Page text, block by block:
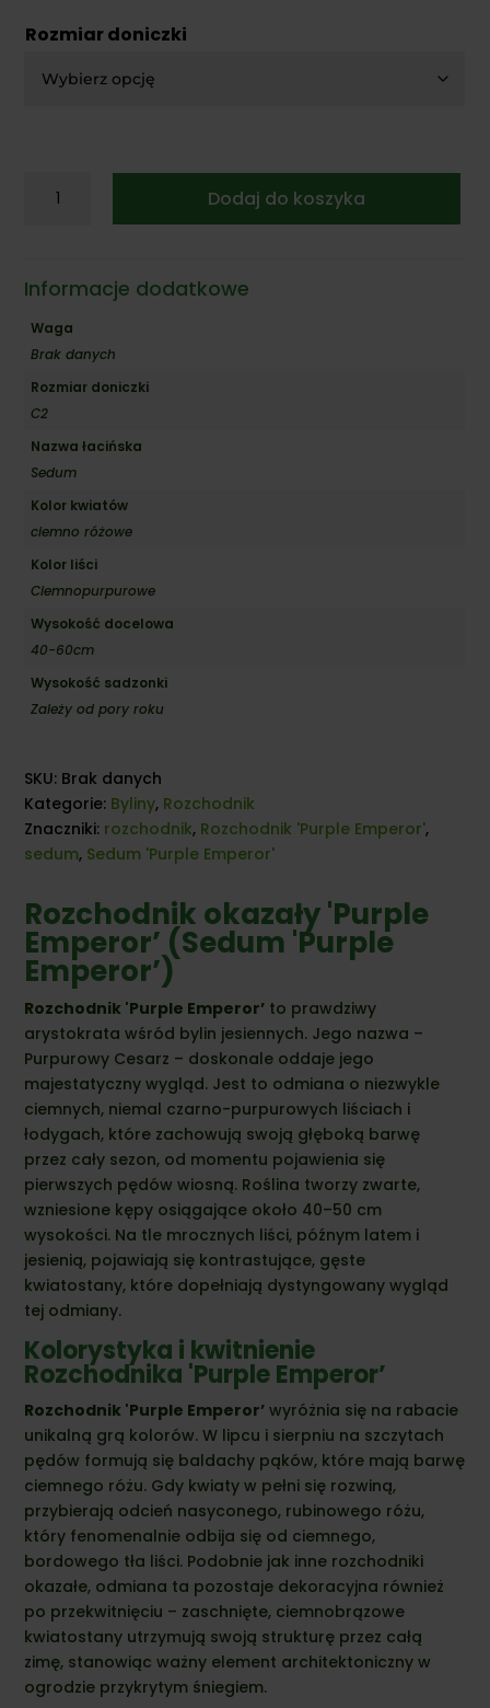
Rozmiar doniczki
Rozchodnik
Dodaj do koszyka
Informacje dodatkowe
Waga
Brak danych
Rozmiar doniczki
C2
Nazwa łacińska
Sedum
Kolor kwiatów
ciemno różowe
Kolor liści
Ciemnopurpurowe
Wysokość docelowa
40-60cm
Wysokość sadzonki
Zależy od pory roku
SKU: Brak danych
Kategorie: Byliny, Rozchodnik
Znaczniki: rozchodnik, Rozchodnik 'Purple Emperor',
sedum, Sedum 'Purple Emperor'
Rozchodnik okazały 'Purple
Emperor’ (Sedum 'Purple
Emperor’)
Rozchodnik 'Purple Emperor’ to prawdziwy
arystokrata wśród bylin jesiennych. Jego nazwa –
Purpurowy Cesarz – doskonale oddaje jego
majestatyczny wygląd. Jest to odmiana o niezwykle
ciemnych, niemal czarno-purpurowych liściach i
łodygach, które zachowują swoją głęboką barwę
przez cały sezon, od momentu pojawienia się
pierwszych pędów wiosną. Roślina tworzy zwarte,
wzniesione kępy osiągające około 40–50 cm
wysokości. Na tle mrocznych liści, późnym latem i
jesienią, pojawiają się kontrastujące, gęste
kwiatostany, które dopełniają dystyngowany wygląd
tej odmiany.
Kolorystyka i kwitnienie
Rozchodnika 'Purple Emperor’
Rozchodnik 'Purple Emperor’ wyróżnia się na rabacie
unikalną grą kolorów. W lipcu i sierpniu na szczytach
pędów formują się baldachy pąków, które mają barwę
ciemnego różu. Gdy kwiaty w pełni się rozwiną,
przybierają odcień nasyconego, rubinowego różu,
który fenomenalnie odbija się od ciemnego,
bordowego tła liści. Podobnie jak inne rozchodniki
okazałe, odmiana ta pozostaje dekoracyjna również
po przekwitnięciu – zaschnięte, ciemnobrązowe
kwiatostany utrzymują swoją strukturę przez całą
zimę, stanowiąc ważny element architektoniczny w
ogrodzie przykrytym śniegiem.